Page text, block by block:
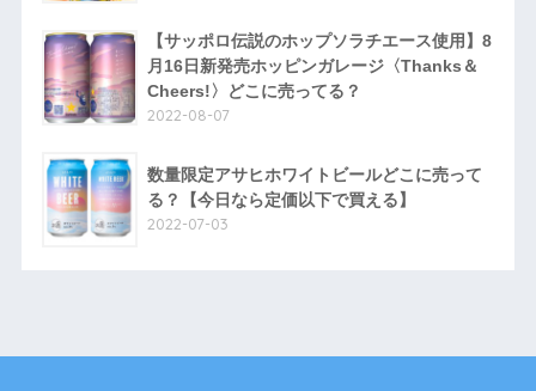
【サッポロ伝説のホップソラチエース使用】8
月16日新発売ホッピンガレージ〈Thanks＆
Cheers!〉どこに売ってる？
2022-08-07
数量限定アサヒホワイトビールどこに売って
る？【今日なら定価以下で買える】
2022-07-03